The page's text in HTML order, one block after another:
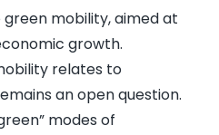
mobility, aimed at
growth.
relates to
an open question.
modes of